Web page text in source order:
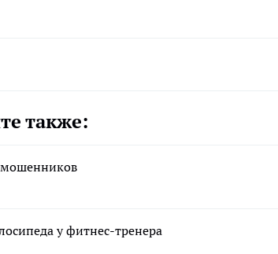
также:
мошенников
у фитнес-тренера